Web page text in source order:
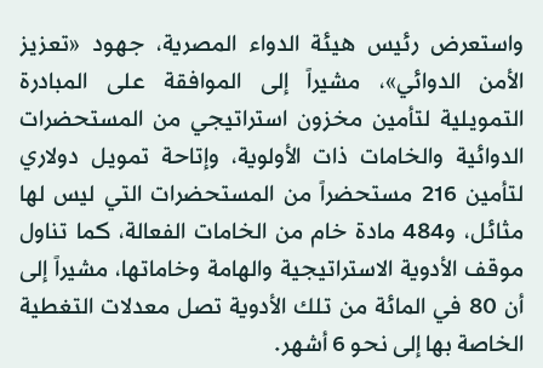
واستعرض رئيس هيئة الدواء المصرية، جهود «تعزيز
الأمن الدوائي»، مشيراً إلى الموافقة على المبادرة
التمويلية لتأمين مخزون استراتيجي من المستحضرات
الدوائية والخامات ذات الأولوية، وإتاحة تمويل دولاري
لتأمين 216 مستحضراً من المستحضرات التي ليس لها
مثائل، و484 مادة خام من الخامات الفعالة، كما تناول
موقف الأدوية الاستراتيجية والهامة وخاماتها، مشيراً إلى
أن 80 في المائة من تلك الأدوية تصل معدلات التغطية
الخاصة بها إلى نحو 6 أشهر.